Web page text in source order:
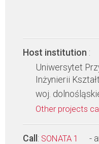
Host institution :
Uniwersytet
Inżynierii
woj.
Other projects
Call : SONATA 1 -